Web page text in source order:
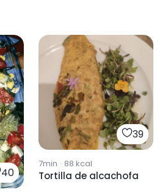
40
39
7min · 88 kcal
Tortilla de alcachofa